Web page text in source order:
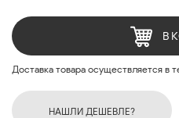
В
Доставка товара осуществляется в
НАШЛИ ДЕШЕВЛЕ?